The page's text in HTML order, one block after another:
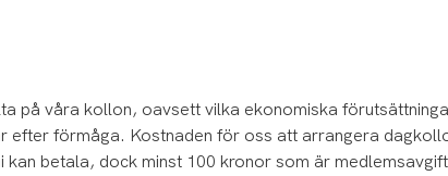
på våra kollon, oavsett vilka ekonomiska
efter förmåga. Kostnaden för oss att arrangera
kan betala, dock minst 100 kronor som är